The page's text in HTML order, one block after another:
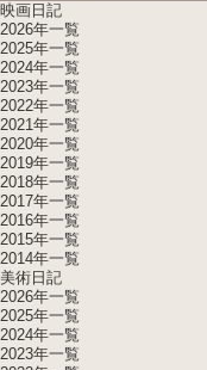
映画日記
2026年一覧
2025年一覧
2024年一覧
2023年一覧
2022年一覧
2021年一覧
2020年一覧
2019年一覧
2018年一覧
2017年一覧
2016年一覧
2015年一覧
2014年一覧
美術日記
2026年一覧
2025年一覧
2024年一覧
2023年一覧